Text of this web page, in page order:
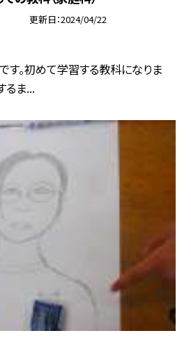
更新日 2024/04/22
。初めて学習する教科になりま
るま...